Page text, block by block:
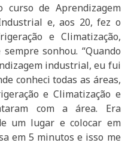
de Aprendizagem
e, aos 20, fez o
e Climatização,
sonhou. “Quando
industrial, eu fui
conheci todas as áreas,
e Climatização e
com a área. Era
um lugar e colocar em
em 5 minutos e isso me